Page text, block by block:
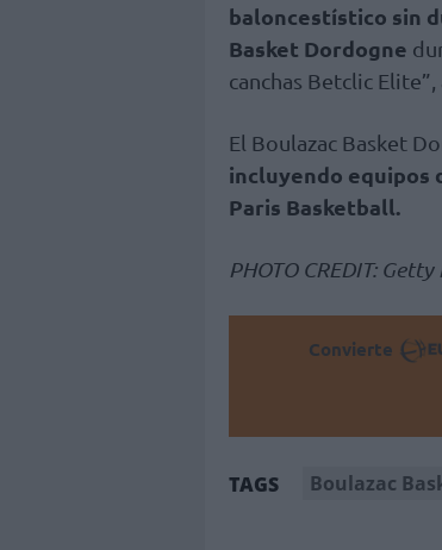
baloncestístico sin
Basket Dordogne
canchas Betclic
El Boulazac Basket
incluyendo equipos
Paris Basketball.
PHOTO CREDIT: Getty
Convierte
TAGS Boulazac